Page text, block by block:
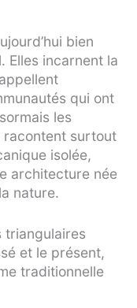
bien
Elles incarnent la
qui ont
les
racontent surtout
isolée,
architecture née
nature.
triangulaires
et le présent,
traditionnelle